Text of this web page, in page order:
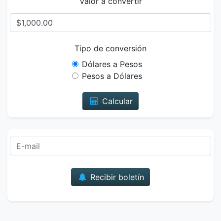
Tipo de conversión
Dólares a Pesos
Pesos a Dólares
Calcular
Recibir boletín